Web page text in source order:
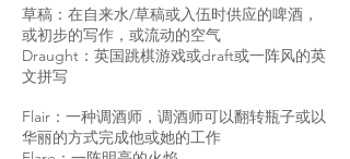
草稿：在自来水/草稿或入伍时供应的啤酒，
或初步的写作，或流动的空气
Draught：英国跳棋游戏或draft或一阵风的英
文拼写
Flair：一种调酒师，调酒师可以翻转瓶子或以
华丽的方式完成他或她的工作